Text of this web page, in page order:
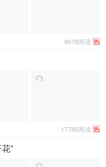
热
9678阅读
热
17785阅读
”